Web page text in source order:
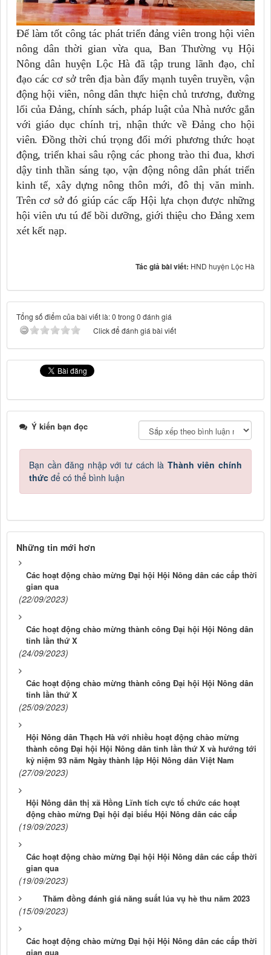
Để làm tốt công tác phát triển đảng viên trong hội viên
nông dân thời gian vừa qua, Ban Thường vụ Hội
Nông dân huyện Lộc Hà đã tập trung lãnh đạo, chỉ
đạo các cơ sở trên địa bàn đẩy mạnh tuyên truyền, vận
động hội viên, nông dân thực hiện chủ trương, đường
lối của Đảng, chính sách, pháp luật của Nhà nước gắn
với giáo dục chính trị, nhận thức về Đảng cho hội
viên. Đồng thời chú trọng đổi mới phương thức hoạt
động, triển khai sâu rộng các phong trào thi đua, khơi
dậy tinh thần sáng tạo, vận động nông dân phát triển
kinh tế, xây dựng nông thôn mới, đô thị văn minh.
Trên cơ sở đó giúp các cấp Hội lựa chọn được những
hội viên ưu tú để bồi dưỡng, giới thiệu cho Đảng xem
xét kết nạp.
Tác giả bài viết: HND huyện Lộc Hà
Tổng số điểm của bài viết là: 0 trong 0 đánh giá
Click để đánh giá bài viết
Ý kiến bạn đọc
Bạn cần đăng nhập với tư cách là Thành viên chính
thức để có thể bình luận
Những tin mới hơn
Các hoạt động chào mừng Đại hội Hội Nông dân các cấp thời
gian qua
(22/09/2023)
Các hoạt động chào mừng thành công Đại hội Hội Nông dân
tỉnh lần thứ X
(24/09/2023)
Các hoạt động chào mừng thành công Đại hội Hội Nông dân
tỉnh lần thứ X
(25/09/2023)
Hội Nông dân Thạch Hà với nhiều hoạt động chào mừng
thành công Đại hội Hội Nông dân tỉnh lần thứ X và hướng tới
kỷ niệm 93 năm Ngày thành lập Hội Nông dân Việt Nam
(27/09/2023)
Hội Nông dân thị xã Hồng Lĩnh tích cực tổ chức các hoạt
động chào mừng Đại hội đại biểu Hội Nông dân các cấp
(19/09/2023)
Các hoạt động chào mừng Đại hội Hội Nông dân các cấp thời
gian qua
(19/09/2023)
Thăm đồng đánh giá năng suất lúa vụ hè thu năm 2023
(15/09/2023)
Các hoạt động chào mừng Đại hội Hội Nông dân các cấp thời
gian qua